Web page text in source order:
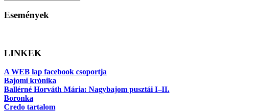
Események
LINKEK
A WEB lap facebook csoportja
Bajomi krónika
Ballérné Horváth Mária: Nagybajom pusztái I–II.
Boronka
Credo tartalom